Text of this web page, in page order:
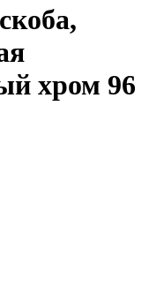
хром 96